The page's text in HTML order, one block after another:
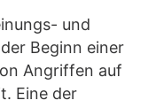
und
Beginn einer
Angriffen auf
Eine der